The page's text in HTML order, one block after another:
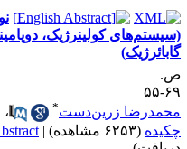
کولینرژیک،
۵۵
زرین‌دست
،
(۶۲۵۳ مشاهده) |
Abstract |